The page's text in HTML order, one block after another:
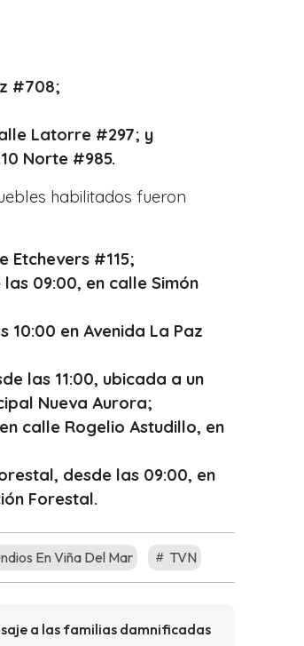
#708;
Latorre #297; y
Norte #985.
habilitados fueron
Etchevers #115;
09:00, en calle Simón
10:00 en Avenida La Paz
las 11:00, ubicada a un
Nueva Aurora;
calle Rogelio Astudillo, en
desde las 09:00, en
Forestal.
En Viña Del Mar TVN
a las familias damnificadas